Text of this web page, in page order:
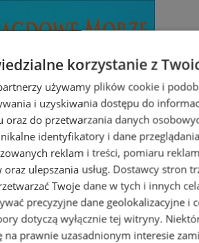
korzystanie z
używamy plików cookie i
i uzyskiwania dostępu do
oraz do przetwarzania danych
identyfikatory i dane
reklam i treści, pomiaru
ulepszania usług. Dostawcy stron
Twoje dane w tych i innych
precyzyjne dane geolokalizacyjne i
dotyczą wyłącznie tej witryny.
na prawnie uzasadnionym interesie